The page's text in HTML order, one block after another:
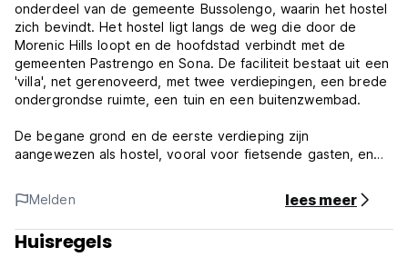
onderdeel van de gemeente Bussolengo, waarin het hostel
zich bevindt. Het hostel ligt langs de weg die door de
Morenic Hills loopt en de hoofdstad verbindt met de
gemeenten Pastrengo en Sona. De faciliteit bestaat uit een
'villa', net gerenoveerd, met twee verdiepingen, een brede
ondergrondse ruimte, een tuin en een buitenzwembad.
De begane grond en de eerste verdieping zijn
aangewezen als hostel, vooral voor fietsende gasten, en
slaapzalen en 1 eenpersoonskamer, met voor elke kamer
een badkamer.
In de faciliteit is er ook een lounge, een eetkamer, een
Melden lees meer
Huisregels